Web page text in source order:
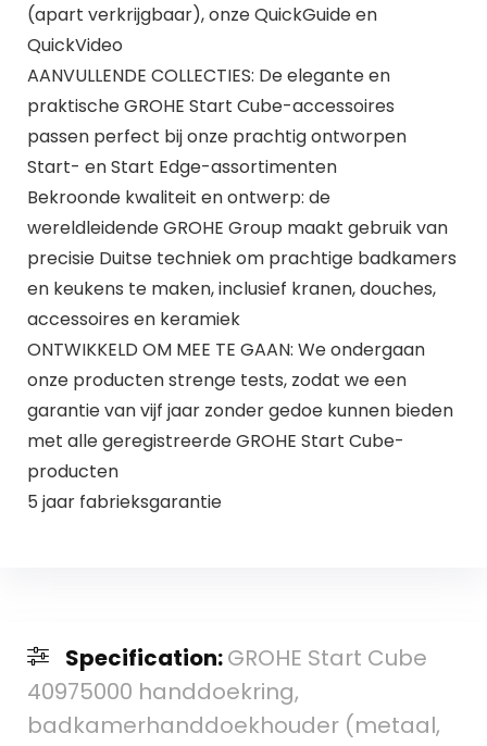
(apart verkrijgbaar), onze QuickGuide en
QuickVideo
AANVULLENDE COLLECTIES: De elegante en
praktische GROHE Start Cube-accessoires
passen perfect bij onze prachtig ontworpen
Start- en Start Edge-assortimenten
Bekroonde kwaliteit en ontwerp: de
wereldleidende GROHE Group maakt gebruik van
precisie Duitse techniek om prachtige badkamers
en keukens te maken, inclusief kranen, douches,
accessoires en keramiek
ONTWIKKELD OM MEE TE GAAN: We ondergaan
onze producten strenge tests, zodat we een
garantie van vijf jaar zonder gedoe kunnen bieden
met alle geregistreerde GROHE Start Cube-
producten
5 jaar fabrieksgarantie
Specification:GROHE Start Cube
40975000 handdoekring,
badkamerhanddoekhouder (metaal,